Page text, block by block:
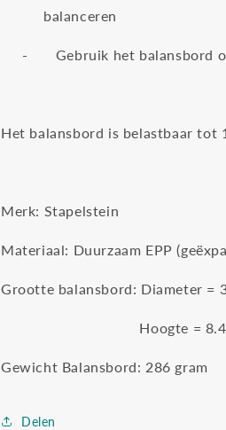
balanceren
- Gebruik het balansbord
Het balansbord is belastbaar tot
Merk: Stapelstein
Materiaal: Duurzaam EPP
Grootte balansbord: Diameter =
Hoogte = 8.4
Gewicht Balansbord: 286 gram
Delen